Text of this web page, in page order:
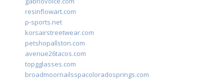
resinflowart.com
p-sports.net
korsairstreetwear.com
petshopallston.com
avenue26tacos.com
topgglasses.com
broadmoornailsspacoloradosprings.com